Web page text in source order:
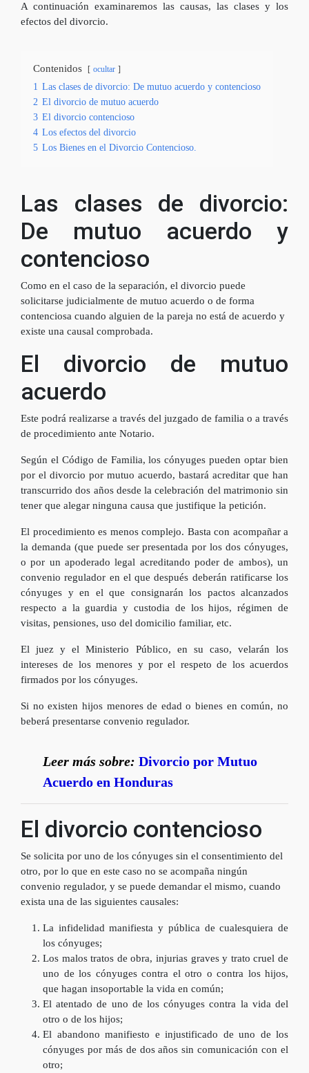
A continuación examinaremos las causas, las clases y los
efectos del divorcio.
Contenidos ocultar
1 Las clases de divorcio: De mutuo acuerdo y contencioso
2 El divorcio de mutuo acuerdo
3 El divorcio contencioso
4 Los efectos del divorcio
5 Los Bienes en el Divorcio Contencioso.
Las clases de divorcio:
De mutuo acuerdo y
contencioso
Como en el caso de la separación, el divorcio puede
solicitarse judicialmente de mutuo acuerdo o de forma
contenciosa cuando alguien de la pareja no está de acuerdo y
existe una causal comprobada.
El divorcio de mutuo
acuerdo
Este podrá realizarse a través del juzgado de familia o a través
de procedimiento ante Notario.
Según el Código de Familia, los cónyuges pueden optar bien
por el divorcio por mutuo acuerdo, bastará acreditar que han
transcurrido dos años desde la celebración del matrimonio sin
tener que alegar ninguna causa que justifique la petición.
El procedimiento es menos complejo. Basta con acompañar a
la demanda (que puede ser presentada por los dos cónyuges,
o por un apoderado legal acreditando poder de ambos), un
convenio regulador en el que después deberán ratificarse los
cónyuges y en el que consignarán los pactos alcanzados
respecto a la guardia y custodia de los hijos, régimen de
visitas, pensiones, uso del domicilio familiar, etc.
El juez y el Ministerio Público, en su caso, velarán los
intereses de los menores y por el respeto de los acuerdos
firmados por los cónyuges.
Si no existen hijos menores de edad o bienes en común, no
beberá presentarse convenio regulador.
Leer más sobre: Divorcio por Mutuo
Acuerdo en Honduras
El divorcio contencioso
Se solicita por uno de los cónyuges sin el consentimiento del
otro, por lo que en este caso no se acompaña ningún
convenio regulador, y se puede demandar el mismo, cuando
exista una de las siguientes causales:
La infidelidad manifiesta y pública de cualesquiera de
los cónyuges;
Los malos tratos de obra, injurias graves y trato cruel de
uno de los cónyuges contra el otro o contra los hijos,
que hagan insoportable la vida en común;
El atentado de uno de los cónyuges contra la vida del
otro o de los hijos;
El abandono manifiesto e injustificado de uno de los
cónyuges por más de dos años sin comunicación con el
otro;